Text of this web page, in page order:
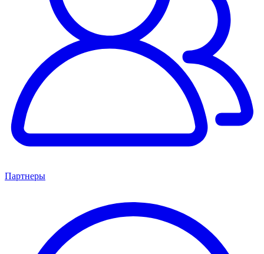
Партнеры